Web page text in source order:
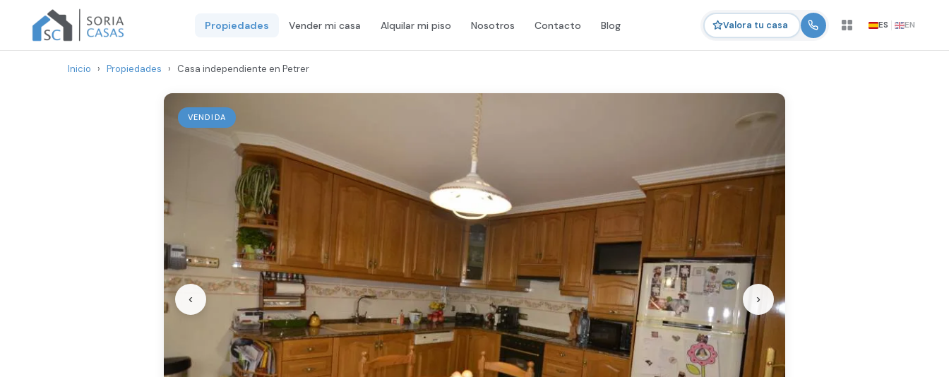
Propiedades Vender mi casa Alquilar mi piso Nosotros Contacto Blog Valora tu casa ES EN
Inicio › Propiedades › Casa independiente en Petrer
VENDIDA
‹ ›